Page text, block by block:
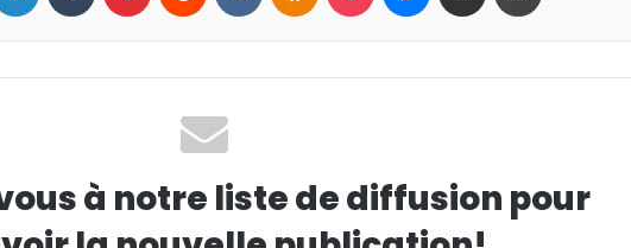
à notre liste de diffusion pour